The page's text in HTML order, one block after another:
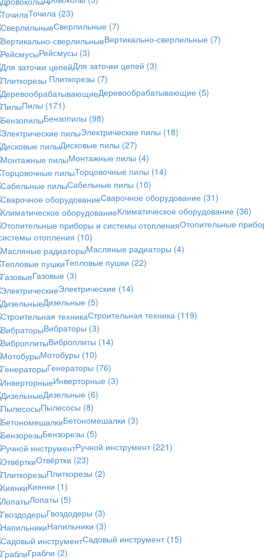
Точила (23)
Сверлильные (7)
Вертикально-сверлильные (7)
Рейсмусы (3)
Для заточки цепей (3)
Плиткорезы (7)
Деревообрабатывающие (5)
Пилы (171)
Бензопилы (98)
Электрические пилы (18)
Дисковые пилы (27)
Монтажные пилы (4)
Торцовочные пилы (14)
Сабельные пилы (10)
Сварочное оборудование (31)
Климатическое оборудование (36)
Отопительные
отопления (10)
Масляные радиаторы (4)
Тепловые пушки (22)
Газовые (3)
Электрические (14)
Дизельные (5)
Строительная техника (119)
Вибраторы (3)
Виброплиты (14)
Мотобуры (10)
Генераторы (76)
Инверторные (3)
Дизельные (6)
Пылесосы (8)
Бетономешалки (3)
Бензорезы (5)
Ручной инструмент (221)
Отвёртки (23)
Плиткорезы (2)
Киянки (1)
Лопаты (5)
Гвоздодеры (3)
Напильники (3)
Садовый инструмент (15)
Грабли (2)